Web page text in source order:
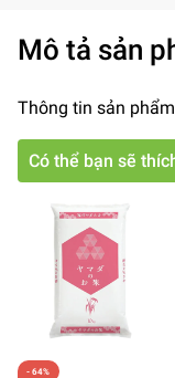
Mô tả sản
Thông tin sản
Có thể bạn sẽ